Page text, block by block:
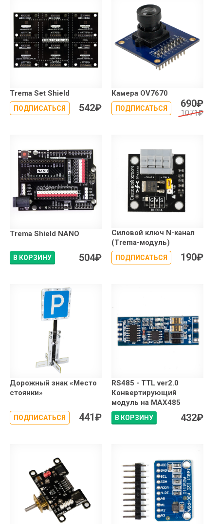
Trema Set Shield
ПОДПИСАТЬСЯ 542₽
Камера OV7670
ПОДПИСАТЬСЯ 690₽
1071₽
Trema Shield NANO
В КОРЗИНУ 504₽
Силовой ключ N-канал
(Trema-модуль)
ПОДПИСАТЬСЯ 190₽
Дорожный знак «Место
стоянки»
ПОДПИСАТЬСЯ 441₽
RS485 - TTL ver2.0
Конвертирующий
модуль на MAX485
В КОРЗИНУ 432₽